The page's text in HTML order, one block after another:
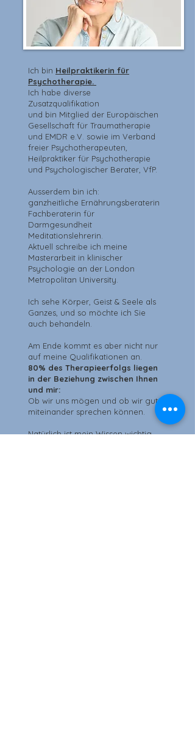
Ich bin Heilpraktikerin für
Psychotherapie.
Ich habe diverse
Zusatzqualifikation
und bin Mitglied der Europäischen
Gesellschaft für Traumatherapie
und EMDR e.V. sowie im Verband
freier Psychotherapeuten,
Heilpraktiker für Psychotherapie
und Psychologischer Berater, VfP.
Ausserdem bin ich:
ganzheitliche Ernährungsberaterin
Fachberaterin für
Darmgesundheit
Meditationslehrerin.
Aktuell schreibe ich meine
Masterarbeit in klinischer
Psychologie an der London
Metropolitan University.
Ich sehe Körper, Geist & Seele als
Ganzes, und so möchte ich Sie
auch behandeln.
Am Ende kommt es aber nicht nur
auf meine Qualifikationen an.
80% des Therapieerfolgs liegen
in der Beziehung zwischen Ihnen
und mir:
Ob wir uns mögen und ob wir gut
miteinander sprechen können.
Natürlich ist mein Wissen wichtig.